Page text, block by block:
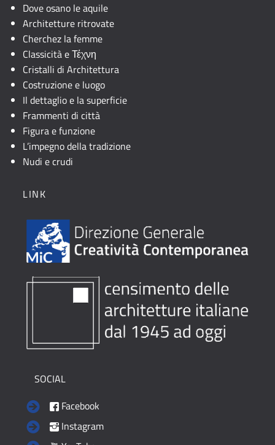
Dove osano le aquile
Architetture ritrovate
Cherchez la femme
Classicità e Τέχνη
Cristalli di Architettura
Costruzione e luogo
Il dettaglio e la superficie
Frammenti di città
Figura e funzione
L’impegno della tradizione
Nudi e crudi
LINK
SOCIAL
Facebook
Instagram